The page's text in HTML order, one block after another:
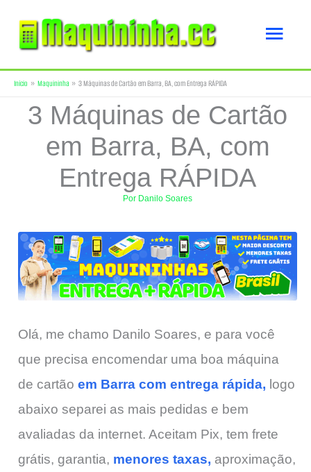
para
conteúdo
Início Maquininha 3 Máquinas de Cartão em Barra, BA, com Entrega RÁPIDA
3 Máquinas de Cartão
em Barra, BA, com
Entrega RÁPIDA
Por Danilo Soares
Olá, me chamo Danilo Soares, e para você
que precisa encomendar uma boa máquina
de cartão em Barra com entrega rápida, logo
abaixo separei as mais pedidas e bem
avaliadas da internet. Aceitam Pix, tem frete
grátis, garantia, menores taxas, aproximação,